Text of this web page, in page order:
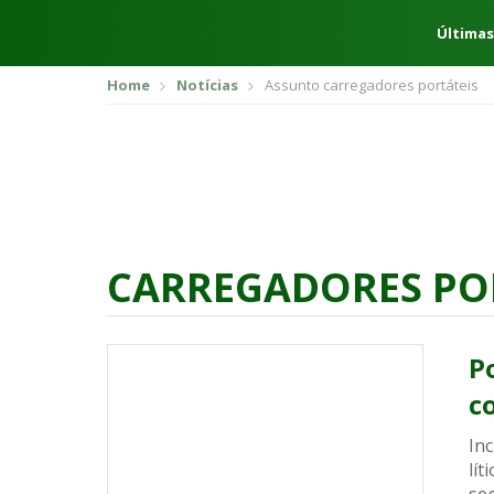
Home Notícias Assunto carregadores portáteis
CARREGADORES